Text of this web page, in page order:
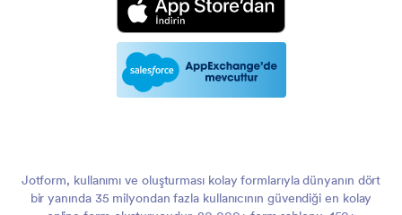
Jotform, kullanımı ve oluşturması kolay formlarıyla dünyanın dört
bir yanında 35 milyondan fazla kullanıcının güvendiği en kolay